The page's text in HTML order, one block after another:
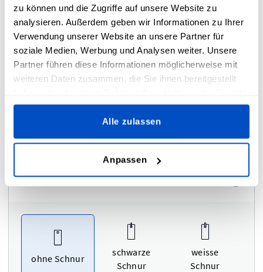
zu können und die Zugriffe auf unsere Website zu
analysieren. Außerdem geben wir Informationen zu Ihrer
Verwendung unserer Website an unsere Partner für
soziale Medien, Werbung und Analysen weiter. Unsere
Partner führen diese Informationen möglicherweise mit
weiteren Daten zusammen, die Sie ihnen bereitgestellt
gesammelt haben.
Alle zulassen
Anpassen
Rahmen
Schnur i
ohne Schnur
schwarze
Schnur
weisse
Schnur